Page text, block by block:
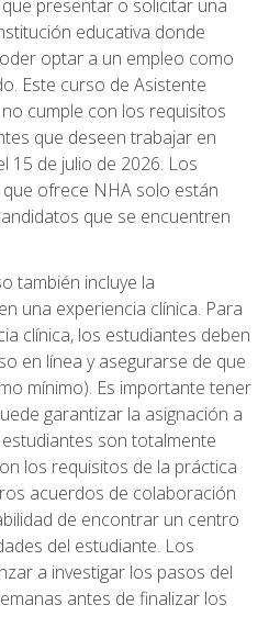
presentar o solicitar una
educativa donde
optar a un empleo como
Este curso de Asistente
cumple con los requisitos
que deseen trabajar en
15 de julio de 2026. Los
ofrece NHA solo están
que se encuentren
también incluye la
una experiencia clínica. Para
clínica, los estudiantes deben
en línea y asegurarse de que
mínimo). Es importante tener
garantizar la asignación a
son totalmente
los requisitos de la práctica
acuerdos de colaboración
de encontrar un centro
del estudiante. Los
a investigar los pasos del
antes de finalizar los